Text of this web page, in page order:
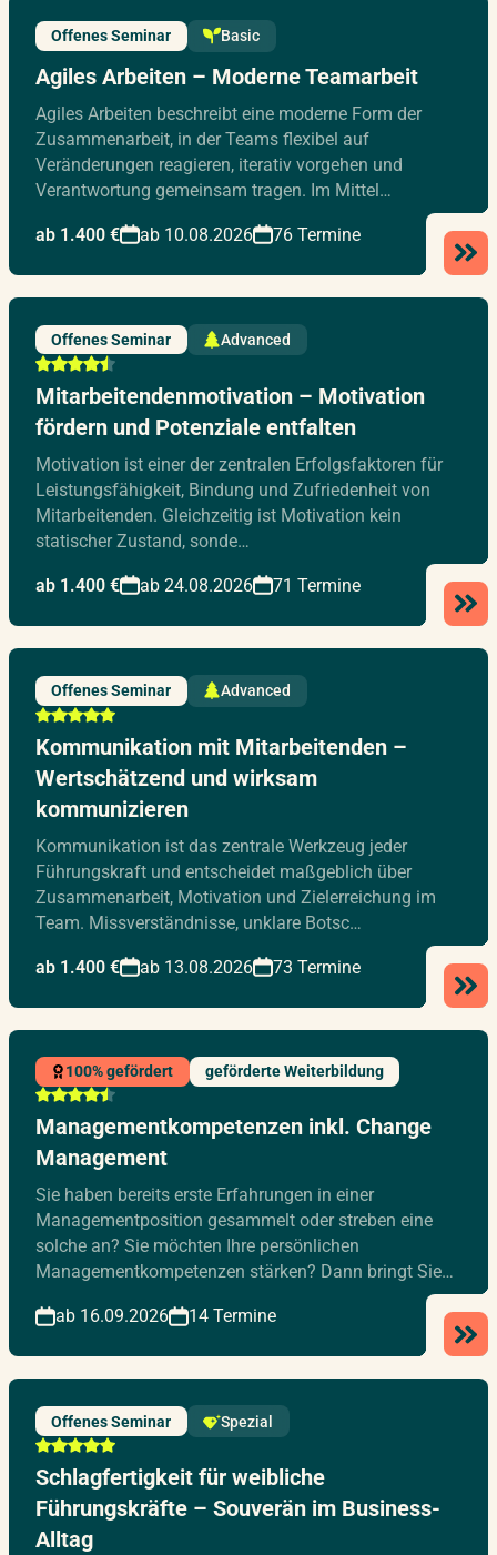
Offenes Seminar Basic
Agiles Arbeiten – Moderne Teamarbeit
Agiles Arbeiten beschreibt eine moderne Form der
Zusammenarbeit, in der Teams flexibel auf
Veränderungen reagieren, iterativ vorgehen und
Verantwortung gemeinsam tragen. Im Mittel…
ab 1.400 € ab 10.08.2026 76 Termine
Offenes Seminar Advanced
Mitarbeitendenmotivation – Motivation
fördern und Potenziale entfalten
Motivation ist einer der zentralen Erfolgsfaktoren für
Leistungsfähigkeit, Bindung und Zufriedenheit von
Mitarbeitenden. Gleichzeitig ist Motivation kein
statischer Zustand, sonde…
ab 1.400 € ab 24.08.2026 71 Termine
Offenes Seminar Advanced
Kommunikation mit Mitarbeitenden –
Wertschätzend und wirksam
kommunizieren
Kommunikation ist das zentrale Werkzeug jeder
Führungskraft und entscheidet maßgeblich über
Zusammenarbeit, Motivation und Zielerreichung im
Team. Missverständnisse, unklare Botsc…
ab 1.400 € ab 13.08.2026 73 Termine
100% gefördert geförderte Weiterbildung
Managementkompetenzen inkl. Change
Management
Sie haben bereits erste Erfahrungen in einer
Managementposition gesammelt oder streben eine
solche an? Sie möchten Ihre persönlichen
Managementkompetenzen stärken? Dann bringt Sie…
ab 16.09.2026 14 Termine
Offenes Seminar Spezial
Schlagfertigkeit für weibliche
Führungskräfte – Souverän im Business-
Alltag